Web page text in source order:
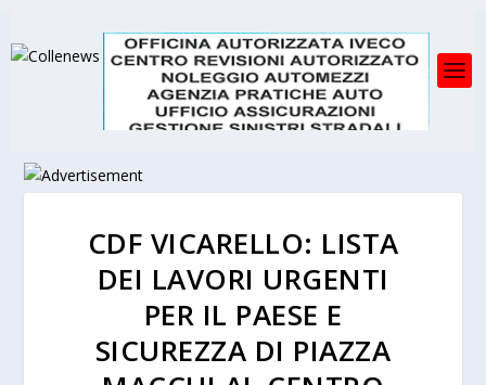
CDF VICARELLO: LISTA
DEI LAVORI URGENTI
PER IL PAESE E
SICUREZZA DI PIAZZA